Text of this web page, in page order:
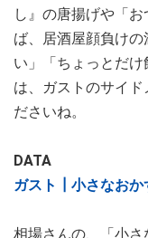
し』の唐揚げや「
ば、居酒屋顔負け
い」「ちょっとだ
は、ガストのサイド
ださいね。
DATA
ガスト┃小さなおか
相場さんの、「小